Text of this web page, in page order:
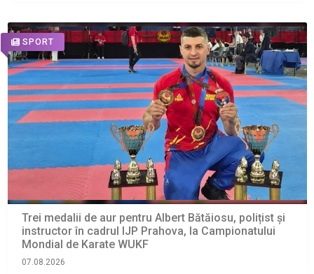
SPORT
Trei medalii de aur pentru Albert Bătăiosu, polițist și
instructor în cadrul IJP Prahova, la Campionatului
Mondial de Karate WUKF
07.08.2026